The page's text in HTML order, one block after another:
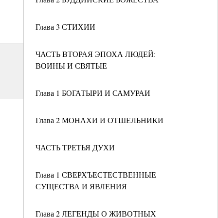
Глава 3 СТИХИИ
ЧАСТЬ ВТОРАЯ ЭПОХА ЛЮДЕЙ:
ВОИНЫ И СВЯТЫЕ
Глава 1 БОГАТЫРИ И САМУРАИ
Глава 2 МОНАХИ И ОТШЕЛЬНИКИ
ЧАСТЬ ТРЕТЬЯ ДУХИ
Глава 1 СВЕРХЪЕСТЕСТВЕННЫЕ
СУЩЕСТВА И ЯВЛЕНИЯ
Глава 2 ЛЕГЕНДЫ О ЖИВОТНЫХ